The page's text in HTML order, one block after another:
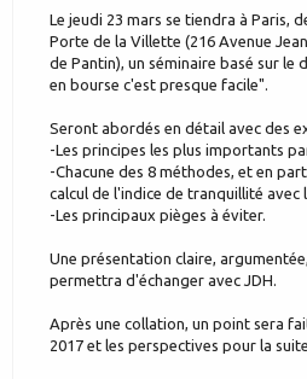
Le jeudi 23 mars se tiendra à Paris,
Porte de la Villette (216 Avenue
de Pantin), un séminaire basé sur le
en bourse c'est presque facile".
Seront abordés en détail avec des
-Les principes les plus importants
-Chacune des 8 méthodes, et en
calcul de l'indice de tranquillité avec
-Les principaux pièges à éviter.
Une présentation claire,
permettra d'échanger avec JDH.
Après une collation, un point sera
2017 et les perspectives pour la